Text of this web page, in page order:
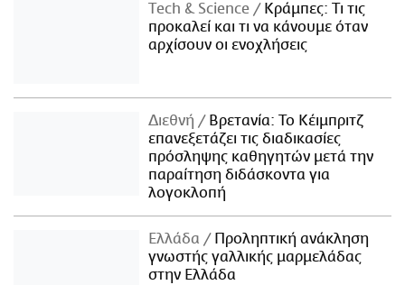
Τech & Science
Κράμπες: Τι τις
προκαλεί και τι να κάνουμε όταν
αρχίσουν οι ενοχλήσεις
Διεθνή
Βρετανία: Το Κέιμπριτζ
επανεξετάζει τις διαδικασίες
πρόσληψης καθηγητών μετά την
παραίτηση διδάσκοντα για
λογοκλοπή
Ελλάδα
Προληπτική ανάκληση
γνωστής γαλλικής μαρμελάδας
στην Ελλάδα